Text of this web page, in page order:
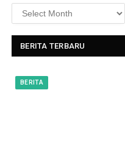
BERITA TERBARU
BERITA